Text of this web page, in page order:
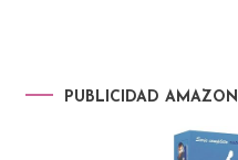
PUBLICIDAD AMAZON